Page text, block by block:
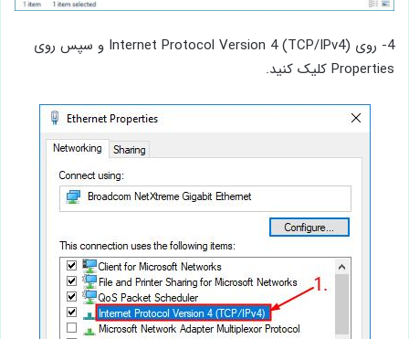
4- روی Internet Protocol Version 4 (TCP/IPv4) و سپس روی
Properties کلیک کنید.